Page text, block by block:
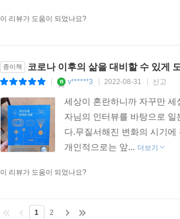
이 리뷰가 도움이 되었나요?
종이책 코로나 이후의 삶을 대비할 수 있게
v******3 2022-08-31 신고
세상이 혼란하니까 자꾸만
자님의 인터뷰를 바탕으로
다.무질서해진 변화의 시기
개인적으로는 앞... 더보기
이 리뷰가 도움이 되었나요?
1 2